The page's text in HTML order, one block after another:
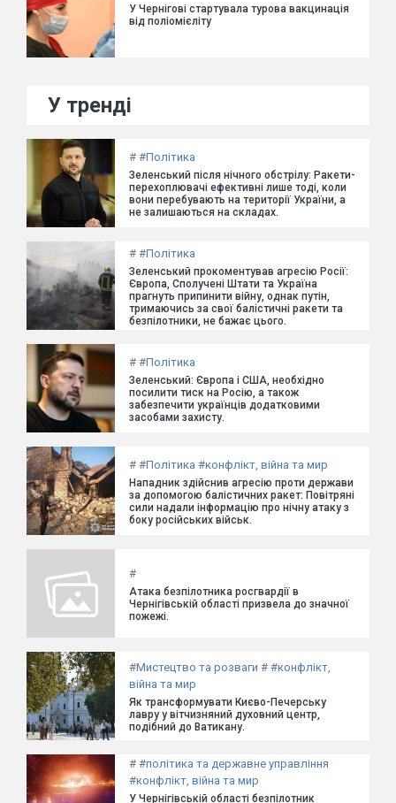
У Чернігові стартувала турова вакцинація
від поліомієліту
У тренді
# #Політика
Зеленський після нічного обстрілу: Ракети-
перехоплювачі ефективні лише тоді, коли
вони перебувають на території України, а
не залишаються на складах.
# #Політика
Зеленський прокоментував агресію Росії:
Європа, Сполучені Штати та Україна
прагнуть припинити війну, однак путін,
тримаючись за свої балістичні ракети та
безпілотники, не бажає цього.
# #Політика
Зеленський: Європа і США, необхідно
посилити тиск на Росію, а також
забезпечити українців додатковими
засобами захисту.
# #Політика #конфлікт, війна та мир
Нападник здійснив агресію проти держави
за допомогою балістичних ракет: Повітряні
сили надали інформацію про нічну атаку з
боку російських військ.
#
Атака безпілотника росгвардії в
Чернігівській області призвела до значної
пожежі.
#Мистецтво та розваги # #конфлікт,
війна та мир
Як трансформувати Києво-Печерську
лавру у вітчизняний духовний центр,
подібний до Ватикану.
# #політика та державне управління
#конфлікт, війна та мир
У Чернігівській області безпілотник